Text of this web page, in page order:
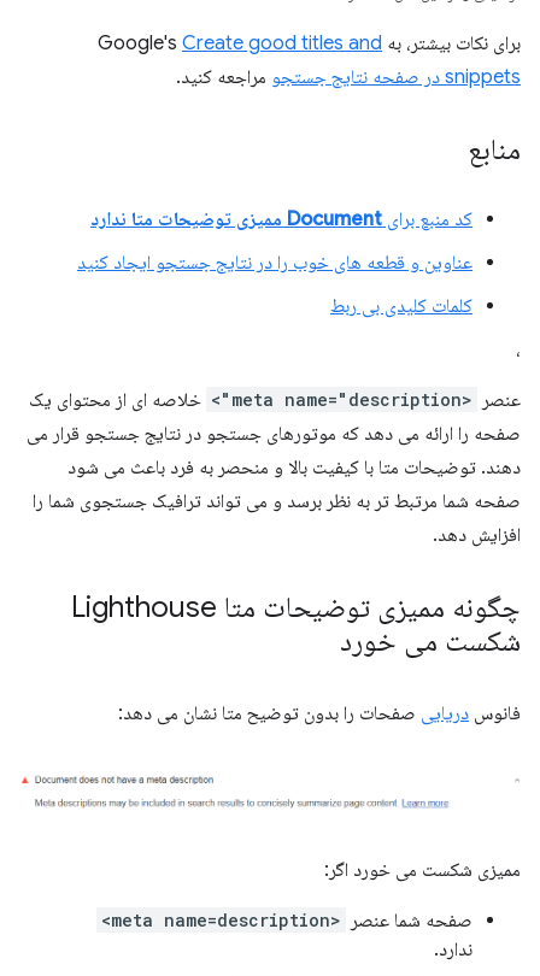
برای نکات بیشتر، به Google's Create good titles and
snippets در صفحه نتایج جستجو
مراجعه کنید.
منابع
کد منبع برای Document ممیزی توضیحات متا ندارد
عناوین و قطعه های خوب را در نتایج جستجو ایجاد کنید
کلمات کلیدی بی ربط
،
عنصر <meta name="description">
خلاصه ای از محتوای یک
صفحه را ارائه می دهد که موتورهای جستجو در نتایج جستجو قرار می
دهند. توضیحات متا با کیفیت بالا و منحصر به فرد باعث می شود
صفحه شما مرتبط تر به نظر برسد و می تواند ترافیک جستجوی شما را
افزایش دهد.
چگونه ممیزی توضیحات متا Lighthouse
شکست می خورد
فانوس دریایی صفحات را بدون توضیح متا نشان می دهد:
ممیزی شکست می خورد اگر:
صفحه شما عنصر <meta name=description>
ندارد.